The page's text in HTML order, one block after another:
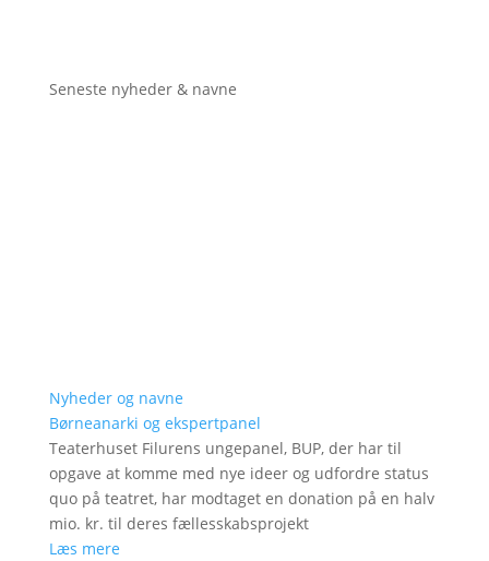
Seneste nyheder & navne
Nyheder og navne
Børneanarki og ekspertpanel
Teaterhuset Filurens ungepanel, BUP, der har til
opgave at komme med nye ideer og udfordre status
quo på teatret, har modtaget en donation på en halv
mio. kr. til deres fællesskabsprojekt
Læs mere